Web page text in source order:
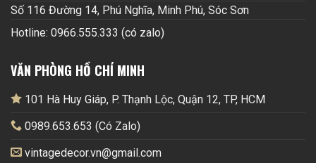
Số 116 Đường 14, Phú Nghĩa, Minh Phú, Sóc Sơn
Hotline: 0966.555.333 (có zalo)
VĂN PHÒNG HỒ CHÍ MINH
101 Hà Huy Giáp, P. Thạnh Lộc, Quận 12, TP, HCM
0989.653.653 (Có Zalo)
vintagedecor.vn@gmail.com